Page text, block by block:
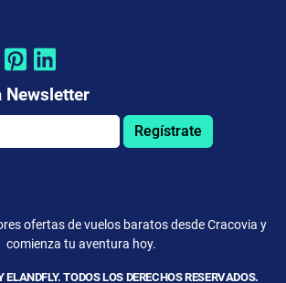
Newsletter
Regístrate
ofertas de vuelos baratos desde Cracovia y
comienza tu aventura hoy.
TODOS LOS DERECHOS RESERVADOS.